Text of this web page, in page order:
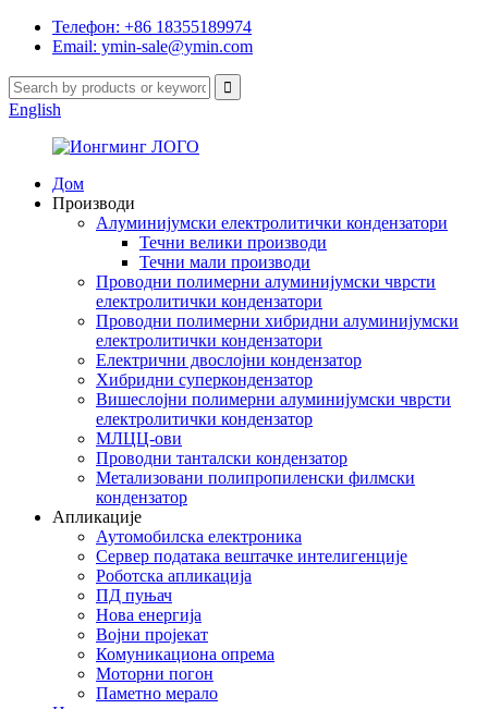
Телефон: +86 18355189974
Email: ymin-sale@ymin.com
English
Дом
Производи
Алуминијумски електролитички кондензатори
Течни велики производи
Течни мали производи
Проводни полимерни алуминијумски чврсти
електролитички кондензатори
Проводни полимерни хибридни алуминијумски
електролитички кондензатори
Електрични двослојни кондензатор
Хибридни суперкондензатор
Вишеслојни полимерни алуминијумски чврсти
електролитички кондензатор
МЛЦЦ-ови
Проводни танталски кондензатор
Метализовани полипропиленски филмски
кондензатор
Апликације
Аутомобилска електроника
Сервер података вештачке интелигенције
Роботска апликација
ПД пуњач
Нова енергија
Војни пројекат
Комуникациона опрема
Моторни погон
Паметно мерало